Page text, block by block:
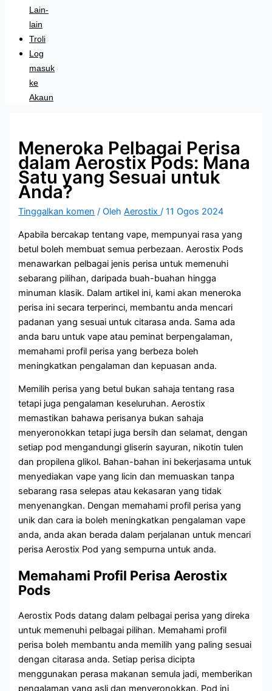
Lain-
lain
Troli
Log
masuk
ke
Akaun
Meneroka Pelbagai Perisa
dalam Aerostix Pods: Mana
Satu yang Sesuai untuk
Anda?
Tinggalkan komen / OlehAerostix/11 Ogos 2024
Apabila bercakap tentang vape, mempunyai rasa yang
betul boleh membuat semua perbezaan. Aerostix Pods
menawarkan pelbagai jenis perisa untuk memenuhi
sebarang pilihan, daripada buah-buahan hingga
minuman klasik. Dalam artikel ini, kami akan meneroka
perisa ini secara terperinci, membantu anda mencari
padanan yang sesuai untuk citarasa anda. Sama ada
anda baru untuk vape atau peminat berpengalaman,
memahami profil perisa yang berbeza boleh
meningkatkan pengalaman dan kepuasan anda.
Memilih perisa yang betul bukan sahaja tentang rasa
tetapi juga pengalaman keseluruhan. Aerostix
memastikan bahawa perisanya bukan sahaja
menyeronokkan tetapi juga bersih dan selamat, dengan
setiap pod mengandungi gliserin sayuran, nikotin tulen
dan propilena glikol. Bahan-bahan ini bekerjasama untuk
menyediakan vape yang licin dan memuaskan tanpa
sebarang rasa selepas atau kekasaran yang tidak
menyenangkan. Dengan memahami profil perisa yang
unik dan cara ia boleh meningkatkan pengalaman vape
anda, anda akan berada dalam perjalanan untuk mencari
perisa Aerostix Pod yang sempurna untuk anda.
Memahami Profil Perisa Aerostix
Pods
Aerostix Pods datang dalam pelbagai perisa yang direka
untuk memenuhi pelbagai pilihan. Memahami profil
perisa boleh membantu anda memilih yang paling sesuai
dengan citarasa anda. Setiap perisa dicipta
menggunakan perasa makanan semula jadi, memberikan
pengalaman yang asli dan menyeronokkan. Pod ini